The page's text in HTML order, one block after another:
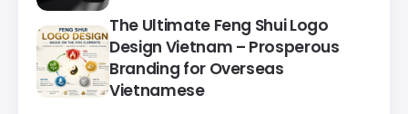
The Ultimate Feng Shui Logo
Design Vietnam – Prosperous
Branding for Overseas
Vietnamese